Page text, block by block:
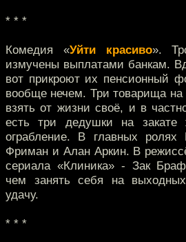
* * *
Комедия «Уйти красиво».
измучены выплатами банкам.
вот прикроют их пенсионный
вообще нечем. Три товарища
взять от жизни своё, и в
есть три дедушки на
ограбление. В главных
Фриман и Алан Аркин. В
сериала «Клиника» - Зак
чем занять себя на
удачу.
* * *